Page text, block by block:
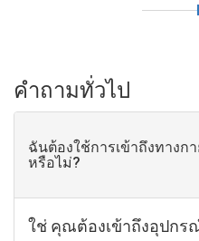
คําถามทั่วไป
ฉันต้องใช้การเข้าถึงทางก
หรือไม่?
ใช่ คุณต้องเข้าถึงอุปกร